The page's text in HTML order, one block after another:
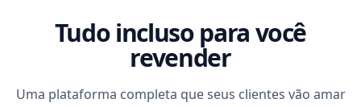
Tudo incluso para você
revender
Uma plataforma completa que seus clientes vão amar